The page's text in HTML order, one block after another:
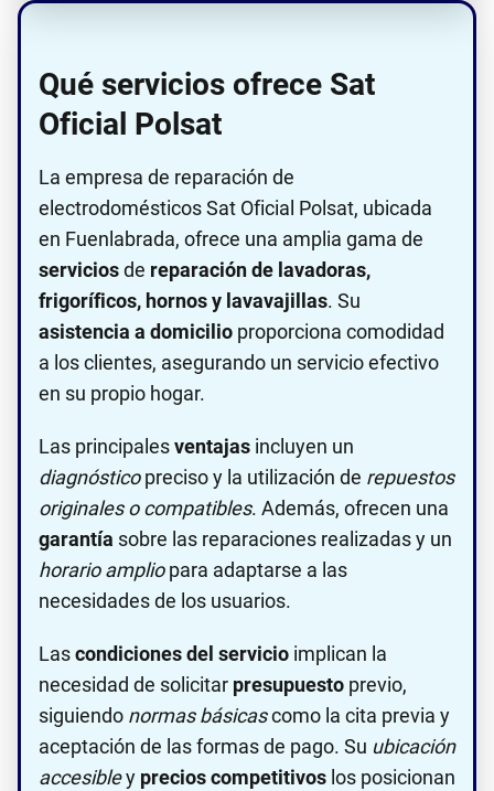
Qué servicios ofrece Sat
Oficial Polsat
La empresa de reparación de
electrodomésticos Sat Oficial Polsat, ubicada
en Fuenlabrada, ofrece una amplia gama de
serviciosde reparación de lavadoras,
frigoríficos, hornos y lavavajillas. Su
asistencia a domicilio proporciona comodidad
a los clientes, asegurando un servicio efectivo
en su propio hogar.
Las principalesventajas incluyen un
diagnósticopreciso y la utilización de repuestos
originales o compatibles. Además, ofrecen una
garantía sobre las reparaciones realizadas y un
horario ampliopara adaptarse a las
necesidades de los usuarios.
Lascondiciones del servicio implican la
necesidad de solicitar presupuesto previo,
siguiendo normas básicascomo la cita previa y
aceptación de las formas de pago. Su ubicación
accesibley precios competitivos los posicionan